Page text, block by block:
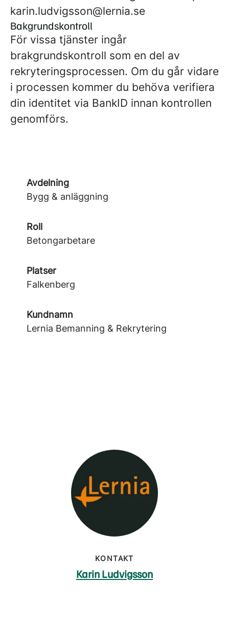
karin.ludvigsson@lernia.se
Bakgrundskontroll
För vissa tjänster ingår
brakgrundskontroll som en del av
rekryteringsprocessen. Om du går vidare
i processen kommer du behöva verifiera
din identitet via BankID innan kontrollen
genomförs.
Avdelning
Bygg & anläggning
Roll
Betongarbetare
Platser
Falkenberg
Kundnamn
Lernia Bemanning & Rekrytering
KONTAKT
Karin Ludvigsson